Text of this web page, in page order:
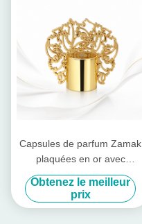
Capsules de parfum Zamak
plaquées en or avec
conception personnalisable
et finition miroir polissée
Obtenez le meilleur
prix